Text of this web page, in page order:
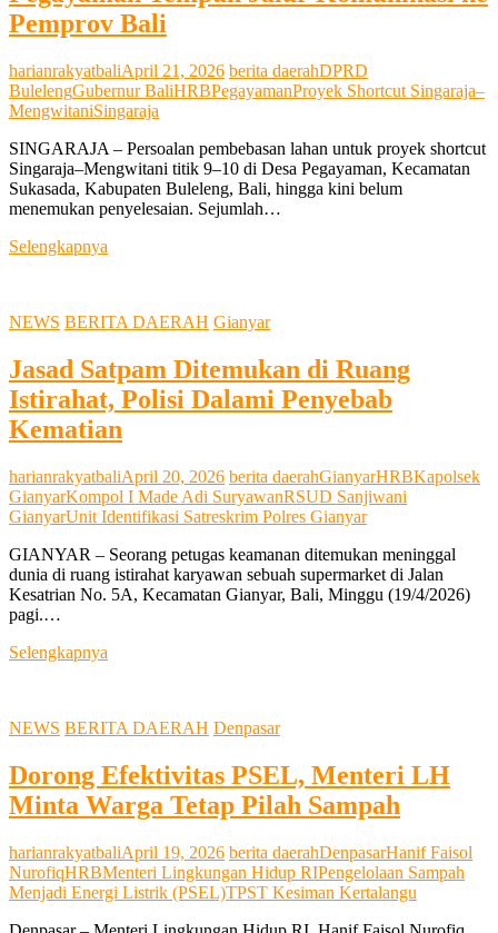
Pemprov Bali
harianrakyatbaliApril 21, 2026 berita daerahDPRD
BulelengGubernur BaliHRBPegayamanProyek Shortcut Singaraja–
MengwitaniSingaraja
SINGARAJA – Persoalan pembebasan lahan untuk proyek shortcut
Singaraja–Mengwitani titik 9–10 di Desa Pegayaman, Kecamatan
Sukasada, Kabupaten Buleleng, Bali, hingga kini belum
menemukan penyelesaian. Sejumlah…
Selengkapnya
Warga
Tempuh
Jalur
Komunikasi
ke
Pemprov
NEWS BERITA DAERAH Gianyar
Jasad Satpam Ditemukan di Ruang
Istirahat, Polisi Dalami Penyebab
Kematian
harianrakyatbaliApril 20, 2026 berita daerahGianyarHRBKapolsek
GianyarKompol I Made Adi SuryawanRSUD Sanjiwani
GianyarUnit Identifikasi Satreskrim Polres Gianyar
GIANYAR – Seorang petugas keamanan ditemukan meninggal
dunia di ruang istirahat karyawan sebuah supermarket di Jalan
Kesatrian No. 5A, Kecamatan Gianyar, Bali, Minggu (19/4/2026)
pagi.…
Selengkapnya
Ruang
Polisi
Dalami
Penyebab
NEWS BERITA DAERAH Denpasar
Dorong Efektivitas PSEL, Menteri LH
Minta Warga Tetap Pilah Sampah
harianrakyatbaliApril 19, 2026 berita daerahDenpasarHanif Faisol
NurofiqHRBMenteri Lingkungan Hidup RIPengelolaan Sampah
Menjadi Energi Listrik (PSEL)TPST Kesiman Kertalangu